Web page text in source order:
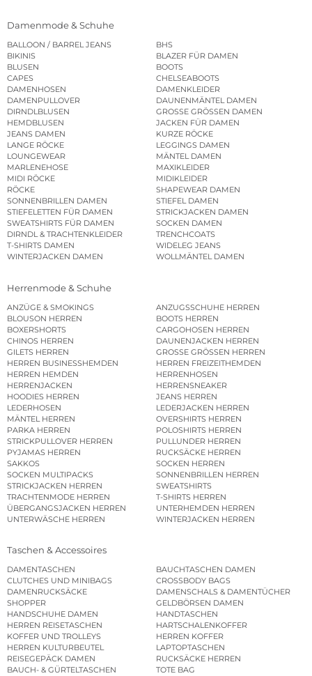
Damenmode & Schuhe
BALLOON / BARREL JEANS
BHS
BIKINIS
BLAZER FÜR DAMEN
BLUSEN
BOOTS
CAPES
CHELSEABOOTS
DAMENHOSEN
DAMENKLEIDER
DAMENPULLOVER
DAUNENMÄNTEL DAMEN
DIRNDLBLUSEN
GROSSE GRÖSSEN DAMEN
HEMDBLUSEN
JACKEN FÜR DAMEN
JEANS DAMEN
KURZE RÖCKE
LANGE RÖCKE
LEGGINGS DAMEN
LOUNGEWEAR
MÄNTEL DAMEN
MARLENEHOSE
MAXIKLEIDER
MIDI RÖCKE
MIDIKLEIDER
RÖCKE
SHAPEWEAR DAMEN
SONNENBRILLEN DAMEN
STIEFEL DAMEN
STIEFELETTEN FÜR DAMEN
STRICKJACKEN DAMEN
SWEATSHIRTS FÜR DAMEN
SOCKEN DAMEN
DIRNDL & TRACHTENKLEIDER
TRENCHCOATS
T-SHIRTS DAMEN
WIDELEG JEANS
WINTERJACKEN DAMEN
WOLLMÄNTEL DAMEN
Herrenmode & Schuhe
ANZÜGE & SMOKINGS
ANZUGSSCHUHE HERREN
BLOUSON HERREN
BOOTS HERREN
BOXERSHORTS
CARGOHOSEN HERREN
CHINOS HERREN
DAUNENJACKEN HERREN
GILETS HERREN
GROSSE GRÖSSEN HERREN
HERREN BUSINESSHEMDEN
HERREN FREIZEITHEMDEN
HERREN HEMDEN
HERRENHOSEN
HERRENJACKEN
HERRENSNEAKER
HOODIES HERREN
JEANS HERREN
LEDERHOSEN
LEDERJACKEN HERREN
MÄNTEL HERREN
OVERSHIRTS HERREN
PARKA HERREN
POLOSHIRTS HERREN
STRICKPULLOVER HERREN
PULLUNDER HERREN
PYJAMAS HERREN
RUCKSÄCKE HERREN
SAKKOS
SOCKEN HERREN
SOCKEN MULTIPACKS
SONNENBRILLEN HERREN
STRICKJACKEN HERREN
SWEATSHIRTS
TRACHTENMODE HERREN
T-SHIRTS HERREN
ÜBERGANGSJACKEN HERREN
UNTERHEMDEN HERREN
UNTERWÄSCHE HERREN
WINTERJACKEN HERREN
Taschen & Accessoires
DAMENTASCHEN
BAUCHTASCHEN DAMEN
CLUTCHES UND MINIBAGS
CROSSBODY BAGS
DAMENRUCKSÄCKE
DAMENSCHALS & DAMENTÜCHER
SHOPPER
GELDBÖRSEN DAMEN
HANDSCHUHE DAMEN
HANDTASCHEN
HERREN REISETASCHEN
HARTSCHALENKOFFER
KOFFER UND TROLLEYS
HERREN KOFFER
HERREN KULTURBEUTEL
LAPTOPTASCHEN
REISEGEPÄCK DAMEN
RUCKSÄCKE HERREN
BAUCH- & GÜRTELTASCHEN
TOTE BAG